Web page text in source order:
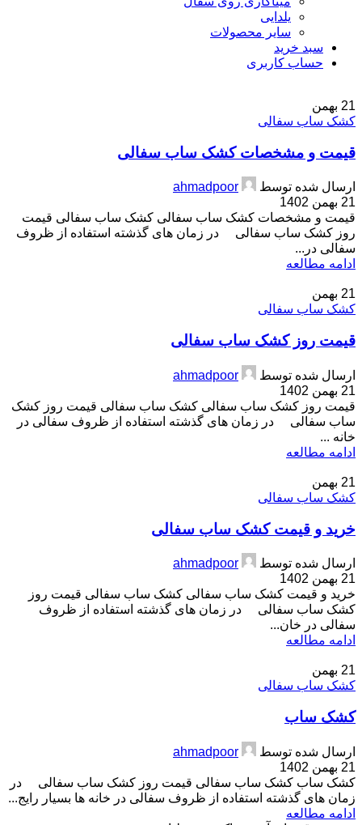
یلدایی
سایر محصولات
سبد خرید
حساب کاربری
21 بهمن
کشک ساب سفالی
قیمت و مشخصات کشک ساب سفالی
ارسال شده توسط
ahmadpoor
21 بهمن 1402
قیمت و مشخصات کشک ساب سفالی کشک ساب سفالی قیمت
روز کشک ساب سفالی در زمان های گذشته استفاده از ظروف
سفالی در...
ادامه مطالعه
21 بهمن
کشک ساب سفالی
قیمت روز کشک ساب سفالی
ارسال شده توسط
ahmadpoor
21 بهمن 1402
قیمت روز کشک ساب سفالی کشک ساب سفالی قیمت روز کشک
ساب سفالی در زمان های گذشته استفاده از ظروف سفالی در
خانه ...
ادامه مطالعه
21 بهمن
کشک ساب سفالی
خرید و قیمت کشک ساب سفالی
ارسال شده توسط
ahmadpoor
21 بهمن 1402
خرید و قیمت کشک ساب سفالی کشک ساب سفالی قیمت روز
کشک ساب سفالی در زمان های گذشته استفاده از ظروف
سفالی در خان...
ادامه مطالعه
21 بهمن
کشک ساب سفالی
کشک ساب
ارسال شده توسط
ahmadpoor
21 بهمن 1402
کشک ساب کشک ساب سفالی قیمت روز کشک ساب سفالی در
زمان های گذشته استفاده از ظروف سفالی در خانه ها بسیار رایج...
ادامه مطالعه